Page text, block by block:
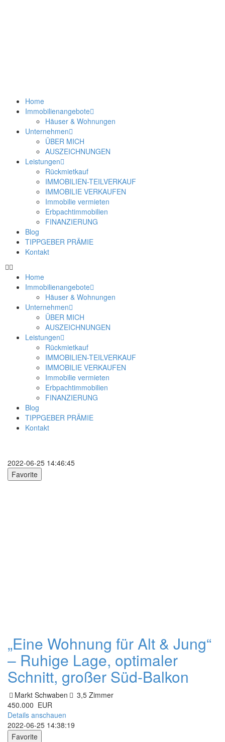
Home
Immobilienangebote
Häuser & Wohnungen
Unternehmen
ÜBER MICH
AUSZEICHNUNGEN
Leistungen
Rückmietkauf
IMMOBILIEN-TEILVERKAUF
IMMOBILIE VERKAUFEN
Immobilie vermieten
Erbpachtimmobilien
FINANZIERUNG
Blog
TIPPGEBER PRÄMIE
Kontakt
Home
Immobilienangebote
Häuser & Wohnungen
Unternehmen
ÜBER MICH
AUSZEICHNUNGEN
Leistungen
Rückmietkauf
IMMOBILIEN-TEILVERKAUF
IMMOBILIE VERKAUFEN
Immobilie vermieten
Erbpachtimmobilien
FINANZIERUNG
Blog
TIPPGEBER PRÄMIE
Kontakt
2022-06-25 14:46:45
Favorite
„Eine Wohnung für Alt & Jung“
– Ruhige Lage, optimaler
Schnitt, großer Süd-Balkon
Markt Schwaben
3,5 Zimmer
450.000 EUR
Details anschauen
2022-06-25 14:38:19
Favorite